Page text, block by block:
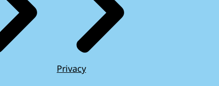
Privacy